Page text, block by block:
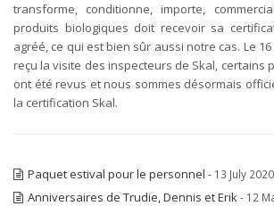
transforme, conditionne, importe,
produits biologiques doit recevoir sa
agréé, ce qui est bien sûr aussi notre cas. Le 16
reçu la visite des inspecteurs de Skal, certains
ont été revus et nous sommes désormais
la certification Skal.
Paquet estival pour le personnel - 13 July 2020
Anniversaires de Trudie, Dennis et Erik- 12